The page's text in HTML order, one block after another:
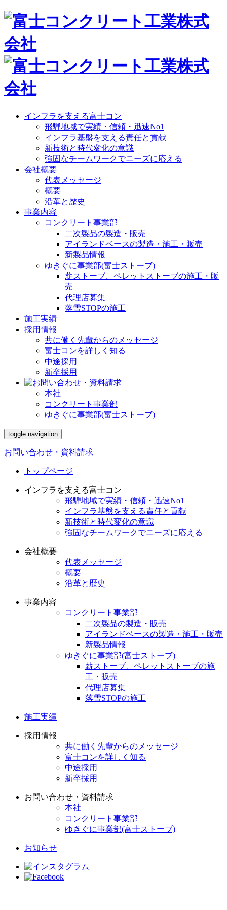
インフラを支える富士コン
飛騨地域で実績・信頼・迅速No1
インフラ基盤を支える責任と貢献
新技術と時代変化の意識
強固なチームワークでニーズに応える
会社概要
代表メッセージ
概要
沿革と歴史
事業内容
コンクリート事業部
二次製品の製造・販売
アイランドベースの製造・施工・販売
新製品情報
ゆきぐに事業部(富士ストーブ)
薪ストーブ、ペレットストーブの施工・販
売
代理店募集
落雪STOPの施工
施工実績
採用情報
共に働く先輩からのメッセージ
富士コンを詳しく知る
中途採用
新卒採用
本社
コンクリート事業部
ゆきぐに事業部(富士ストーブ)
toggle navigation
お問い合わせ・資料請求
トップページ
インフラを支える富士コン
飛騨地域で実績・信頼・迅速No1
インフラ基盤を支える責任と貢献
新技術と時代変化の意識
強固なチームワークでニーズに応える
会社概要
代表メッセージ
概要
沿革と歴史
事業内容
コンクリート事業部
二次製品の製造・販売
アイランドベースの製造・施工・販売
新製品情報
ゆきぐに事業部(富士ストーブ)
薪ストーブ、ペレットストーブの施
工・販売
代理店募集
落雪STOPの施工
施工実績
採用情報
共に働く先輩からのメッセージ
富士コンを詳しく知る
中途採用
新卒採用
お問い合わせ・資料請求
本社
コンクリート事業部
ゆきぐに事業部(富士ストーブ)
お知らせ